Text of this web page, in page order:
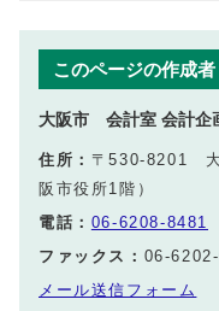
このページの作成
大阪市 会計室 会計企
住所： 〒530-8201 大
阪市役所1階）
電話： 06-6208-8481
ファックス： 06-
メール送信フォーム